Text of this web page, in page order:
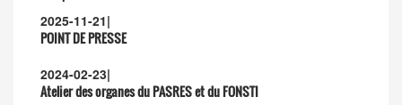
2025-11-21|
POINT DE PRESSE
2024-02-23|
Atelier des organes du PASRES et du FONSTI